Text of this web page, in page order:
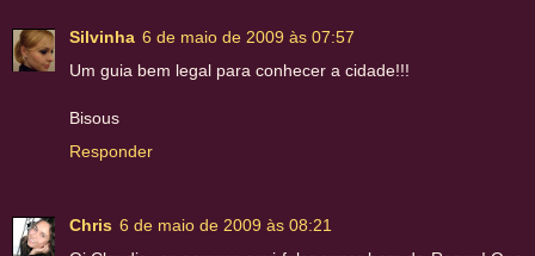
Silvinha 6 de maio de 2009 às 07:57
Um guia bem legal para conhecer a cidade!!!
Bisous
Responder
Chris 6 de maio de 2009 às 08:21